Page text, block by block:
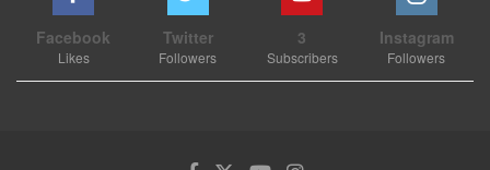
Facebook
Likes
Twitter
Followers
3
Subscribers
Instagram
Followers